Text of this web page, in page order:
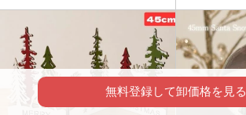
無料登録して卸価格を見る